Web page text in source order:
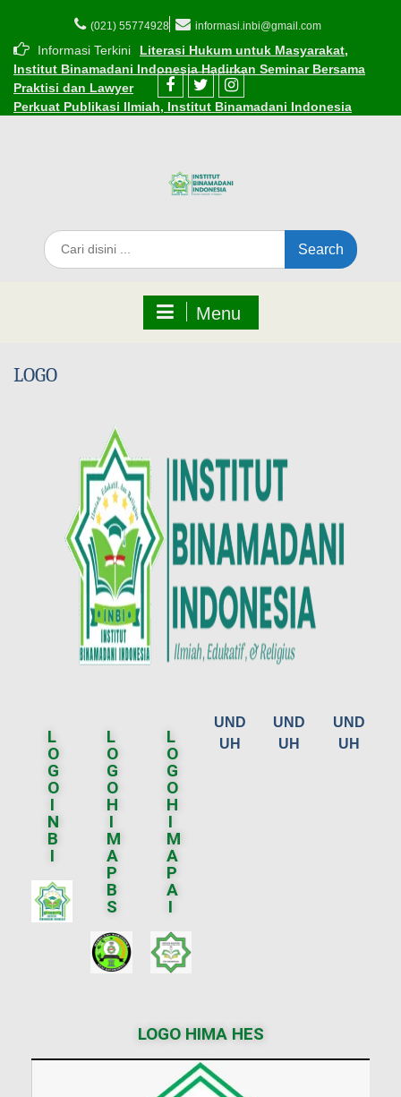
(021) 55774928 informasi.inbi@gmail.com
Informasi Terkini
Literasi Hukum untuk Masyarakat,
Institut Binamadani Indonesia Hadirkan Seminar Bersama
Praktisi dan Lawyer
Perkuat Publikasi Ilmiah, Institut Binamadani Indonesia
Cara Mudah Mendaftar Beasiswa di Institut Binamadani
Tantangan Ekonomi
Edaran Perkuliahan Selama Ramadhan 1447 H
Menu
LOGO
L
O
G
O
I
N
B
I
L
O
G
O
H
I
M
A
P
B
S
L
O
G
O
H
I
M
A
P
A
I
UND
UH
UND
UH
UND
UH
LOGO HIMA HES